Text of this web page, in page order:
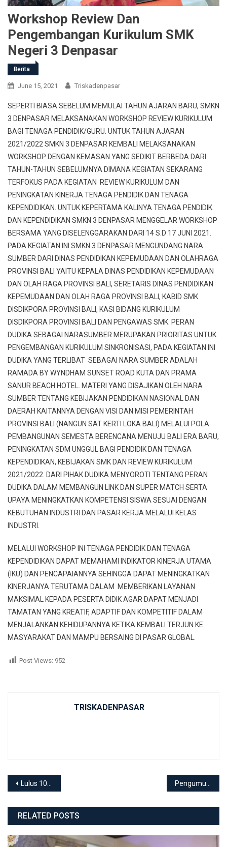
Workshop Review Dan
Pengembangan Kurikulum SMK
Negeri 3 Denpasar
Berita
June 15, 2021 Triskadenpasar
SEPERTI BIASA SEBELUM MEMULAI TAHUN AJARAN BARU, SMKN
3 DENPASAR MELAKSANAKAN WORKSHOP REVIEW KURIKULUM
BAGI TENAGA PENDIDIK/GURU. UNTUK TAHUN AJARAN
2021/2022 SMKN 3 DENPASAR KEMBALI MELAKSANAKAN
WORKSHOP DENGAN KEMASAN YANG SEDIKIT BERBEDA DARI
TAHUN-TAHUN SEBELUMNYA DIMANA KEGIATAN SEKARANG
TERFOKUS PADA KEGIATAN REVIEW KURIKULUM DAN
PENINGKATAN KINERJA TENAGA PENDIDIK DAN TENAGA
KEPENDIDIKAN. UNTUK KEPERTAMA KALINYA TENAGA PENDIDIK
DAN KEPENDIDIKAN SMKN 3 DENPASAR MENGGELAR WORKSHOP
BERSAMA YANG DISELENGGARAKAN DARI 14 S.D 17 JUNI 2021.
PADA KEGIATAN INI SMKN 3 DENPASAR MENGUNDANG NARA
SUMBER DARI DINAS PENDIDIKAN KEPEMUDAAN DAN OLAHRAGA
PROVINSI BALI YAITU KEPALA DINAS PENDIDIKAN KEPEMUDAAN
DAN OLAH RAGA PROVINSI BALI, SERETARIS DINAS PENDIDIKAN
KEPEMUDAAN DAN OLAH RAGA PROVINSI BALI, KABID SMK
DISDIKPORA PROVINSI BALI, KASI BIDANG KURIKULUM
DISDIKPORA PROVINSI BALI DAN PENGAWAS SMK. PERAN
DUDIKA SEBAGAI NARASUMBER MERUPAKAN PRIORITAS UNTUK
PENGEMBANGAN KURIKULUM SINKRONISASI, PADA KEGIATAN INI
DUDIKA YANG TERLIBAT SEBAGAI NARA SUMBER ADALAH
RAMADA BY WYNDHAM SUNSET ROAD KUTA DAN PRAMA
SANUR BEACH HOTEL. MATERI YANG DISAJIKAN OLEH NARA
SUMBER TENTANG KEBIJAKAN PENDIDIKAN NASIONAL DAN
DAERAH KAITANNYA DENGAN VISI DAN MISI PEMERINTAH
PROVINSI BALI (NANGUN SAT KERTI LOKA BALI) MELALUI POLA
PEMBANGUNAN SEMESTA BERENCANA MENUJU BALI ERA BARU,
PENINGKATAN SDM UNGGUL BAGI PENDIDIK DAN TENAGA
KEPENDIDIKAN, KEBIJAKAN SMK DAN REVIEW KURIKULUM
2021/2022. DARI PIHAK DUDIKA MENYOROTI TENTANG PERAN
DUDIKA DALAM MEMBANGUN LINK DAN SUPER MATCH SERTA
UPAYA MENINGKATKAN KOMPETENSI SISWA SESUAI DENGAN
KEBUTUHAN INDUSTRI DAN PASAR KERJA MELALUI KELAS
INDUSTRI.
MELALUI WORKSHOP INI TENAGA PENDIDIK DAN TENAGA
KEPENDIDIKAN DAPAT MEMAHAMI INDIKATOR KINERJA UTAMA
(IKU) DAN PENCAPAIANNYA SEHINGGA DAPAT MENINGKATKAN
KINERJANYA TERUTAMA DALAM MEMBERIKAN LAYANAN
MAKSIMAL KEPADA PESERTA DIDIK AGAR DAPAT MENJADI
TAMATAN YANG KREATIF, ADAPTIF DAN KOMPETITIF DALAM
MENJALANKAN KEHIDUPANNYA KETIKA KEMBALI TERJUN KE
MASYARAKAT DAN MAMPU BERSAING DI PASAR GLOBAL.
Post Views: 952
TRISKADENPASAR
Post navigation
Lulus 100 Persen, Kepala Sekolah SMKN 3 Denpasar Melepas 542 Siswa
RELATED POSTS